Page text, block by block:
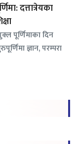
दत्तात्रेयका
पूर्णिमाका दिन
ज्ञान, परम्परा